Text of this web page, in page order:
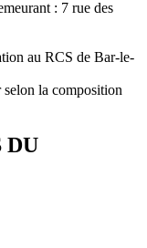
: 7 rue des
au RCS de Bar-le-
la composition
DU